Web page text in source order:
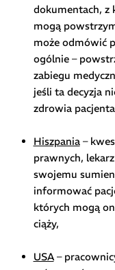
dokumentach, z
mogą
może odmówić
ogólnie –
zabiegu
jeśli ta decyzja
zdrowia
Hiszpania–
prawnych,
swojemu
informować
których mogą
ciąży,
USA–